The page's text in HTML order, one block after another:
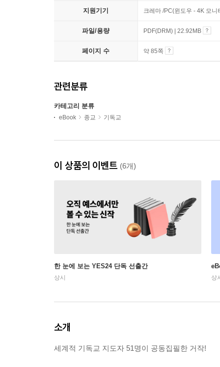
지원기기 크레마 /PC(윈도우 - 4K 모
파일/용량 PDF(DRM) | 22.92MB
페이지 수 약 85쪽
관련분류
카테고리 분류
eBook 종교 기독교
이 상품의 이벤트 (6개)
한 눈에 보는 YES24 단독 선출간
상시 상
소개
세계적 기독교 지도자 51명이 공동집필한 거작!